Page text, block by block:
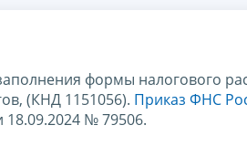
формы налогового
(КНД 1151056). Приказ ФНС
№ 79506.